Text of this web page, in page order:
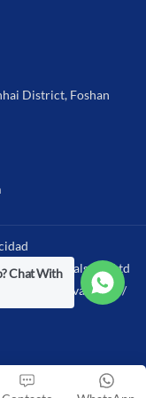
District, Foshan
Materials Co.,Ltd
política de privacidad /
Chat With